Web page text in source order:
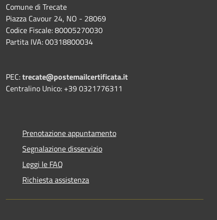
Comune di Trecate
Piazza Cavour 24, NO - 28069
Codice Fiscale: 80005270030
Partita IVA: 00318800034
PEC:trecate@postemailcertificata.it
Centralino Unico: +39 0321776311
Prenotazione appuntamento
Segnalazione disservizio
Leggi le FAQ
Richiesta assistenza